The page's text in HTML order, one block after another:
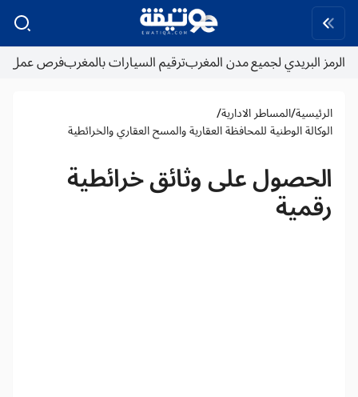
الرمز البريدي لجميع مدن المغربترقيم السيارات بالمغربفرص عمل
الرئيسية/المساطر الادارية/
الوكالة الوطنية للمحافظة العقارية والمسح العقاري والخرائطية
الحصول على وثائق خرائطية
رقمية